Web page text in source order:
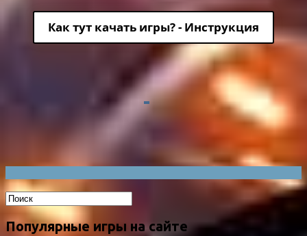
Как тут качать игры? - Инструкция
Популярные игры на сайте